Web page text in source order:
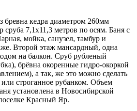
бревна кедра диаметром 260мм
7,1х11,3 метров по осям. Баня с
мойка, санузел, тамбур и
Второй этаж мансардный, одна
на балкон. Сруб рубленый
брёвна окоренные гидро-окоркой
а так, же это можно сделать
строганное рубанком. Объем
установлена в Новосибирской
Красный Яр.